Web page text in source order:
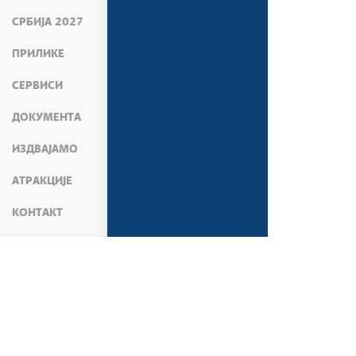
СРБИЈА 2027
ПРИЛИКЕ
СЕРВИСИ
ДОКУМЕНТА
ИЗДВАЈАМО
АТРАКЦИЈЕ
КОНТАКТ